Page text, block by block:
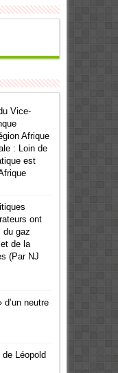
Vice-
Afrique
: Loin de
est
ont
du gaz
de la
(Par NJ
neutre
de Léopold